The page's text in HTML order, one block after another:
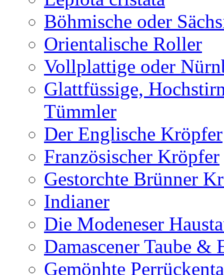
Böhmische oder
Orientalische Roller
Vollplattige oder
Glattfüssige,
Tümmler
Der Englische Kröpfer
Französischer Kröpfer
Gestorchte Brünner
Indianer
Die Modeneser
Damascener Taube &
Gemönhte